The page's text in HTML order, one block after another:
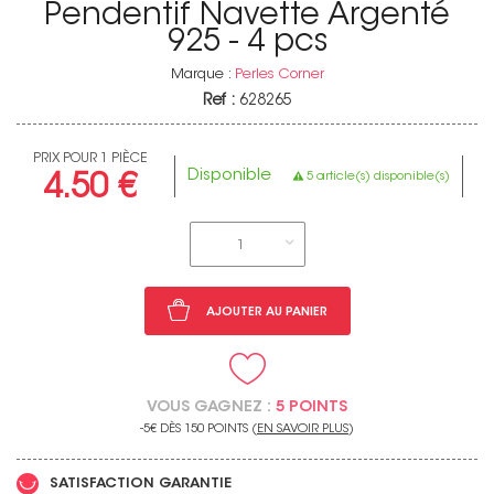
Pendentif Navette Argenté
925 - 4 pcs
Marque : Perles Corner
Ref : 628265
PRIX POUR 1 PIÈCE
4.50 € Disponible 5 article(s) disponible(s)
AJOUTER AU PANIER
VOUS GAGNEZ : 5 POINTS
-5€ DÈS 150 POINTS ( EN SAVOIR PLUS)
SATISFACTION GARANTIE